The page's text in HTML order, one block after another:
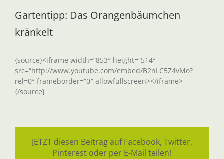
Gartentipp: Das Orangenbäumchen
kränkelt
{source}<iframe width=“853″ height=“514″
src=“http://www.youtube.com/embed/B2nLC5Z4vMo?
rel=0″ frameborder=“0″ allowfullscreen></iframe>
{/source}
JETZT diesen Beitrag auf Facebook, Twitter,
Pinterest oder per E-Mail teilen!